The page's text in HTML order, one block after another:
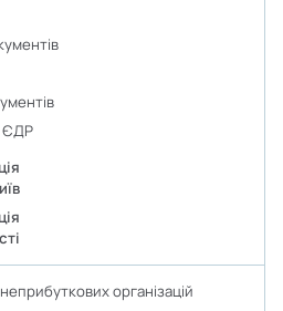
ЄДР
організацій